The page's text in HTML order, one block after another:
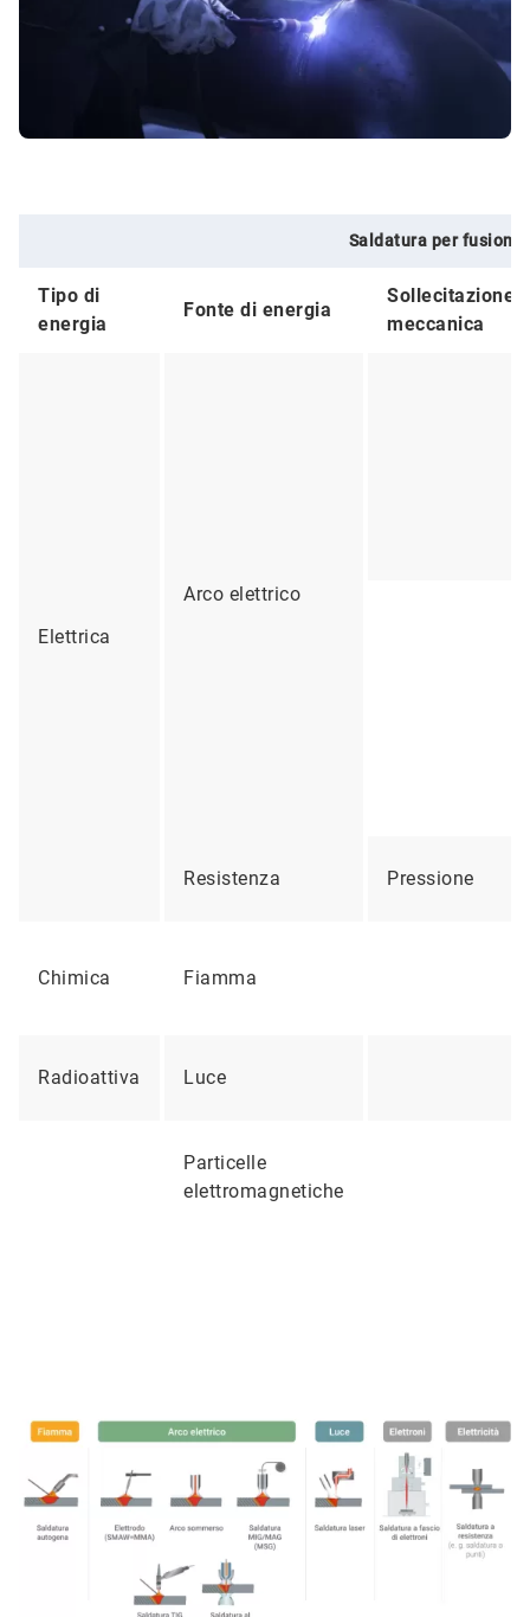
Saldatura per fusione
Tipo di
energia
Fonte di energia
Sollecitazione
meccanica
Elettrica
Arco elettrico
Resistenza Pressione
Chimica Fiamma
Radioattiva Luce
Particelle
elettromagnetiche